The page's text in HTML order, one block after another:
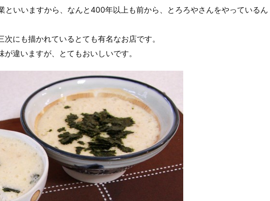
といいますから、なんと400年以上も前から、とろろやさんをやっているん
にも描かれているとても有名なお店です。
違いますが、とてもおいしいです。